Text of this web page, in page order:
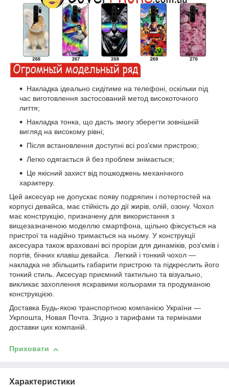
Накладка ідеально сидітиме на телефоні, оскільки під
час виготовлення застосований метод високоточного
лиття;
Накладка тонка, що дасть змогу зберегти зовнішній
вигляд на високому рівні;
Після встановлення доступні всі роз'єми пристрою;
Легко одягається й без проблем знімається;
Це якісний захист від пошкоджень механічного
характеру.
Цей аксесуар не допускає появу подряпин і потертостей на
корпусі девайса, має стійкість до дії жирів, олій, озону. Чохол
має конструкцію, призначену для використання з
вищезазначеною моделлю смартфона, щільно фіксується на
пристрої та надійно тримається на ньому. У конструкції
аксесуара також враховані всі прорізи для динаміків, роз'ємів і
портів, бічних клавіш девайса. Легкий і тонкий чохол —
накладка не збільшить габарити пристрою та підкреслить його
тонкий стиль. Аксесуар приємний тактильно та візуально,
викликає захоплення яскравими кольорами та продуманою
конструкцією.
Доставка Будь-якою транспортною компанією України —
Укрпошта, Новая Почта. Згідно з тарифами та термінами
доставки цих компаній.
Приховати
Характеристики